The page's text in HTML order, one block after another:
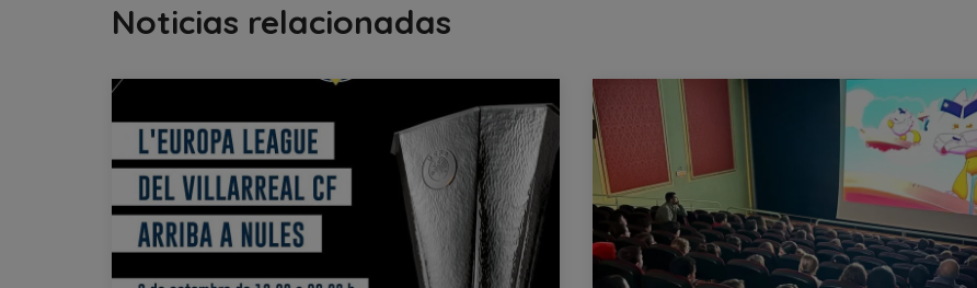
Noticias relacionadas